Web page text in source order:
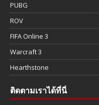
PUBG
ROV
FIFA Online 3
Warcraft 3
Hearthstone
ติดตามเราได้ที่นี่